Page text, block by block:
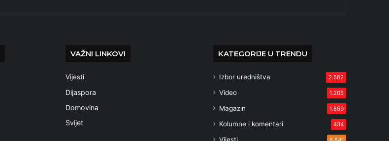
VAŽNI LINKOVI
Vijesti
Dijaspora
Domovina
Svijet
KATEGORIJE U TRENDU
Izbor uredništva 2.562
Video 1.205
Magazin 1.859
Kolumne i komentari 434